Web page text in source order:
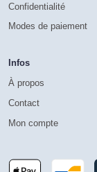
Confidentialité
Modes de paiement
Infos
À propos
Contact
Mon compte